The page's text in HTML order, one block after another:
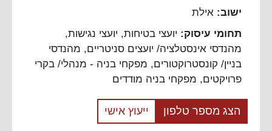
ישוב: אילת
תחומי עיסוק: יועצי בטיחות, יועצי נגישות,
מהנדסי אינסטלציה/ יועצים סניטריים, מהנדסי
בניין/ קונסטרוקטורים, מפקחי בניה - מנהלי/ בקרי
פרויקטים, מפקחי בניה מודדים
הצג מספר טלפון ייעוץ אישי